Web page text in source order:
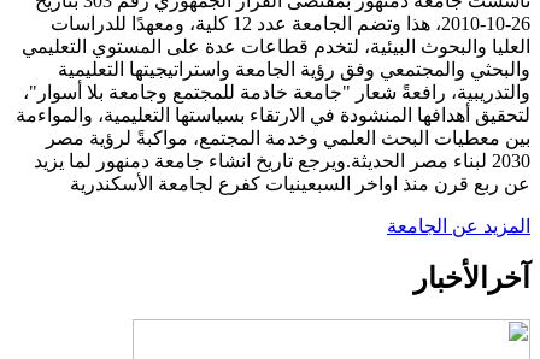
26-10-2010، هذا وتضم الجامعة عدد 12 كلية، ومعهدًا للدراسات
العليا والبحوث البيئية، لتخدم قطاعات عدة على المستوي التعليمي
والبحثي والمجتمعي وفق رؤية الجامعة واستراتيجيتها التعليمية
والتدريبية، رافعةً شعار "جامعة خادمة للمجتمع وجامعة بلا أسوار"،
لتحقيق أهدافها المنشودة في الارتقاء بسياستها التعليمية، والمواءمة
بين معطيات البحث العلمي وخدمة المجتمع، مواكبةً لرؤية مصر
2030 لبناء مصر الحديثة.ويرجع تاريخ انشاء جامعة دمنهور لما يزيد
عن ربع قرن منذ اواخر السبعينيات كفرع لجامعة الأسكندرية
المزيد عن الجامعة
آخر الأخبار